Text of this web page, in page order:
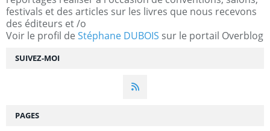
SUIVEZ-MOI
festivals et des articles sur les livres que nous recevons
des éditeurs et /o
Voir le profil de Stéphane DUBOIS sur le portail Overblog
PAGES